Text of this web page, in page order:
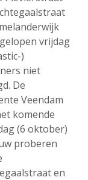
vrijdag
)
niet
De
Veendam
komende
(6 oktober)
proberen
en